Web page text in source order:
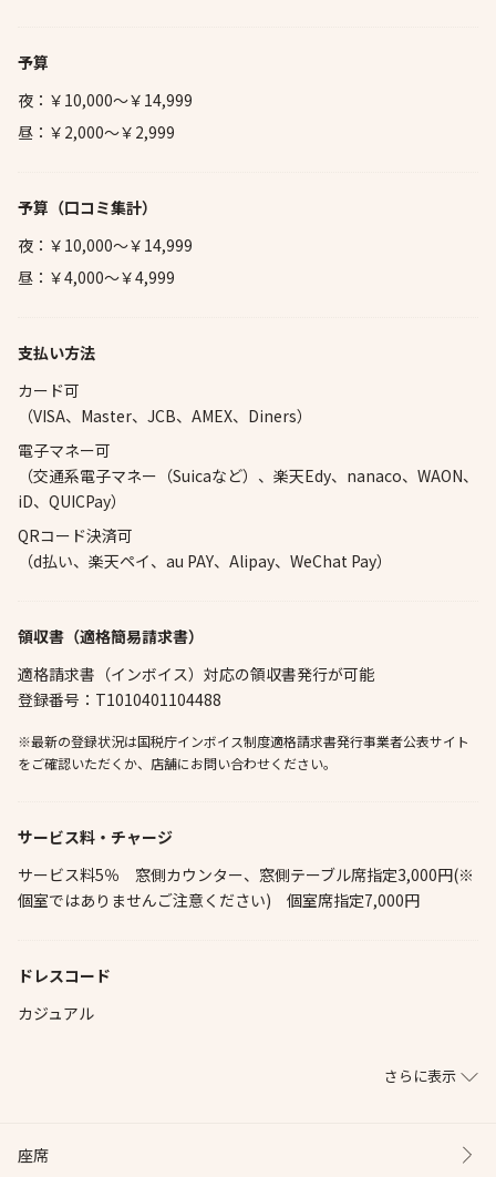
予算
夜：￥10,000～￥14,999
昼：￥2,000～￥2,999
予算 （口コミ集計）
夜：￥10,000～￥14,999
昼：￥4,000～￥4,999
支払い方法
カード可
（VISA、Master、JCB、AMEX、Diners）
電子マネー可
（交通系電子マネー（Suicaなど）、楽天Edy、nanaco、WAON、
iD、QUICPay）
QRコード決済可
（d払い、楽天ペイ、au PAY、Alipay、WeChat Pay）
領収書（適格簡易請求書）
適格請求書（インボイス）対応の領収書発行が可能
登録番号：T1010401104488
※最新の登録状況は国税庁インボイス制度適格請求書発行事業者公表サイト
をご確認いただくか、店舗にお問い合わせください。
サービス料・チャージ
サービス料5％ 窓側カウンター、窓側テーブル席指定3,000円(※
個室ではありませんご注意ください) 個室席指定7,000円
ドレスコード
カジュアル
さらに表示
座席